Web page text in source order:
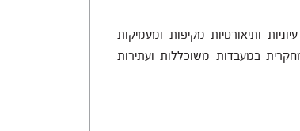
ותיאורטיות מקיפות ומעמיקות
במעבדות משוכללות ועתירות